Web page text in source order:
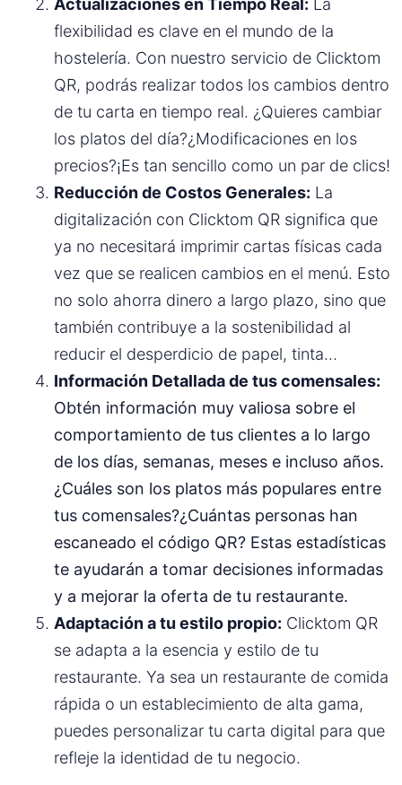
Actualizaciones en Tiempo Real: La
flexibilidad es clave en el mundo de la
hostelería. Con nuestro servicio de Clicktom
QR, podrás realizar todos los cambios dentro
de tu carta en tiempo real. ¿Quieres cambiar
los platos del día?¿Modificaciones en los
precios?¡Es tan sencillo como un par de clics!
Reducción de Costos Generales: La
digitalización con Clicktom QR significa que
ya no necesitará imprimir cartas físicas cada
vez que se realicen cambios en el menú. Esto
no solo ahorra dinero a largo plazo, sino que
también contribuye a la sostenibilidad al
reducir el desperdicio de papel, tinta…
Información Detallada de tus comensales:
Obtén información muy valiosa sobre el
comportamiento de tus clientes a lo largo
de los días, semanas, meses e incluso años.
¿Cuáles son los platos más populares entre
tus comensales?¿Cuántas personas han
escaneado el código QR? Estas estadísticas
te ayudarán a tomar decisiones informadas
y a mejorar la oferta de tu restaurante.
Adaptación a tu estilo propio: Clicktom QR
se adapta a la esencia y estilo de tu
restaurante. Ya sea un restaurante de comida
rápida o un establecimiento de alta gama,
puedes personalizar tu carta digital para que
refleje la identidad de tu negocio.